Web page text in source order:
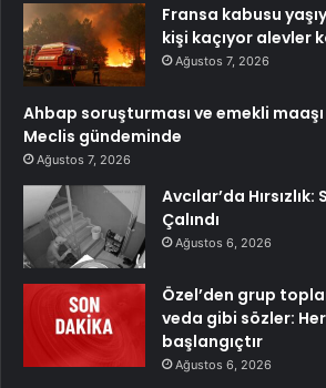
Fransa kabusu
kişi kaçıyor alevler
Ağustos 7, 2026
Ahbap soruşturması ve emekli
Meclis gündeminde
Ağustos 7, 2026
Avcılar’da
Çalındı
Ağustos 6, 2026
Özel’den grup
veda gibi sözler:
başlangıçtır
Ağustos 6, 2026